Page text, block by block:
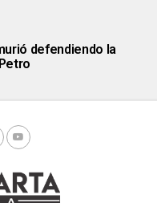
defendiendo la